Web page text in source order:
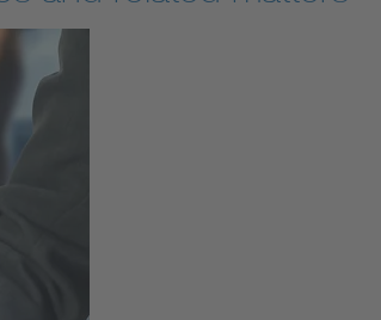
DIN EN 62305 in der Übersicht
für mehr Ressourceneffizienz
in der Industrieautomatisierung